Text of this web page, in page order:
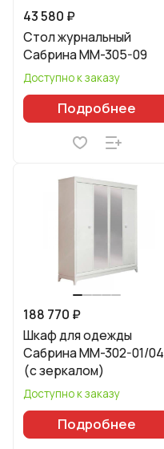
43 580 ₽
Стол журнальный
Сабрина ММ-305-09
Доступно к заказу
Подробнее
188 770 ₽
Шкаф для одежды
Сабрина ММ-302-01/04
(с зеркалом)
Доступно к заказу
Подробнее